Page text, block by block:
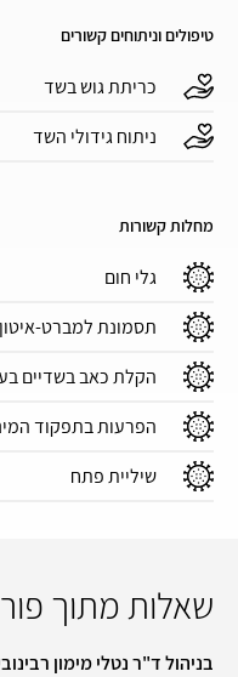
טיפולים וניתוחים קשורים
כריתת גוש בשד
ניתוח גידולי השד
מחלות קשורות
גלי חום
תסמונת למברט-איטון
הקלת כאב בשדיים
הפרעות בתפקוד
שיליית פתח
שאלות מתוך
בניהול ד"ר נטלי מימון